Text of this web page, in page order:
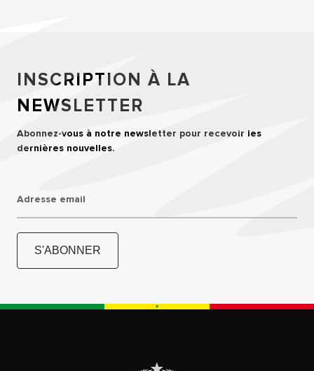
INSCRIPTION À LA
NEWSLETTER
Abonnez-vous à notre newsletter pour recevoir les
dernières nouvelles.
Adresse email
S'ABONNER